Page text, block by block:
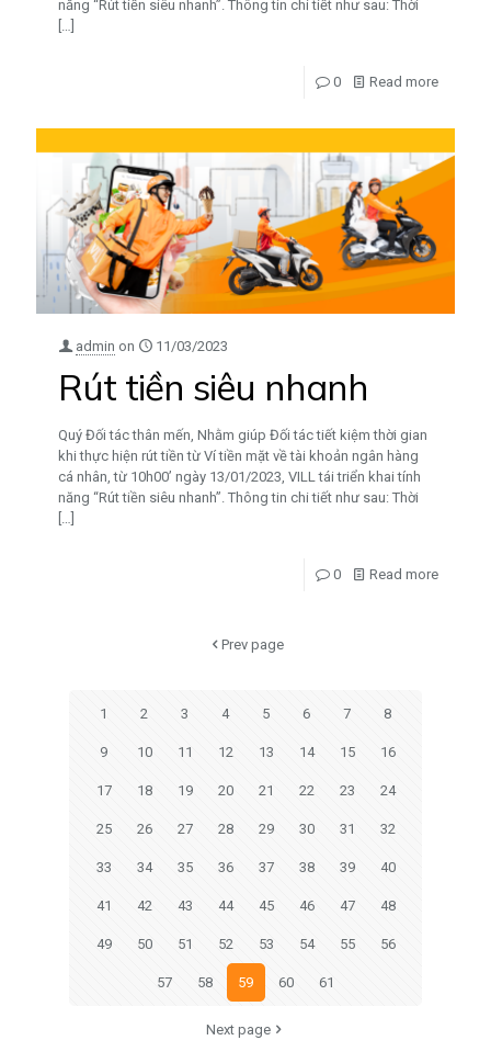
năng “Rút tiền siêu nhanh”. Thông tin chi tiết như sau: Thời
[…]
0 Read more
admin on 11/03/2023
Rút tiền siêu nhanh
Quý Đối tác thân mến, Nhằm giúp Đối tác tiết kiệm thời gian
khi thực hiện rút tiền từ Ví tiền mặt về tài khoản ngân hàng
cá nhân, từ 10h00’ ngày 13/01/2023, VILL tái triển khai tính
năng “Rút tiền siêu nhanh”. Thông tin chi tiết như sau: Thời
[…]
0 Read more
Prev page
1 2 3 4 5 6 7 8
9 10 11 12 13 14 15 16
17 18 19 20 21 22 23 24
25 26 27 28 29 30 31 32
33 34 35 36 37 38 39 40
41 42 43 44 45 46 47 48
49 50 51 52 53 54 55 56
57 58 59 60 61
Next page